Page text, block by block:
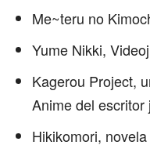
Me~teru no
Yume Nikki,
Kagerou Project,
Anime del escritor
Hikikomori,